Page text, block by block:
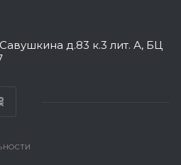
д.83 к.3 лит. А, БЦ